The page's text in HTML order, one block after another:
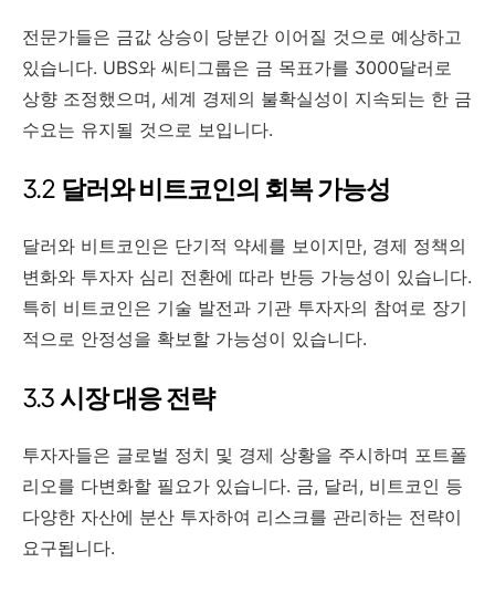
전문가들은 금값 상승이 당분간 이어질 것으로 예상하고
있습니다. UBS와 씨티그룹은 금 목표가를 3000달러로
상향 조정했으며, 세계 경제의 불확실성이 지속되는 한 금
수요는 유지될 것으로 보입니다.
3.2 달러와 비트코인의 회복 가능성
달러와 비트코인은 단기적 약세를 보이지만, 경제 정책의
변화와 투자자 심리 전환에 따라 반등 가능성이 있습니다.
특히 비트코인은 기술 발전과 기관 투자자의 참여로 장기
적으로 안정성을 확보할 가능성이 있습니다.
3.3시장 대응 전략
투자자들은 글로벌 정치 및 경제 상황을 주시하며 포트폴
리오를 다변화할 필요가 있습니다. 금, 달러, 비트코인 등
다양한 자산에 분산 투자하여 리스크를 관리하는 전략이
요구됩니다.